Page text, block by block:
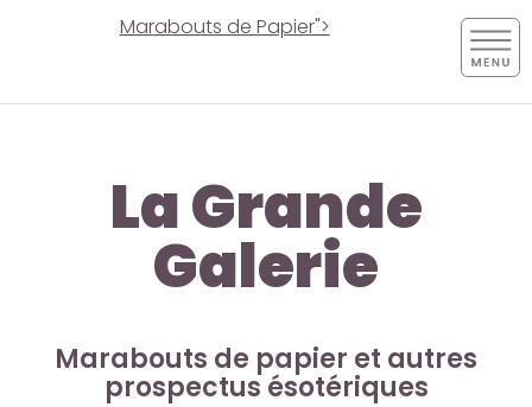
Marabouts de Papier">
La Grande
Galerie
Marabouts de papier et autres
prospectus ésotériques